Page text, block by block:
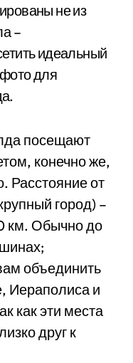
не из
–
идеальный
для
посещают
конечно же,
Расстояние от
город) –
км. Обычно до
объединить
Иераполиса и
как эти места
друг к